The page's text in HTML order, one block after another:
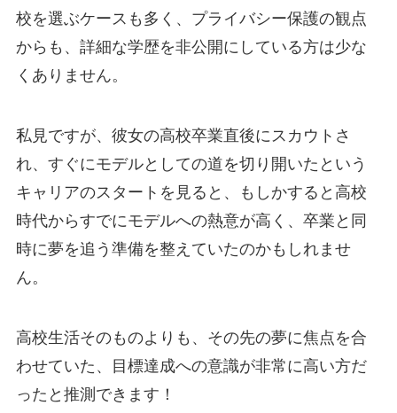
校を選ぶケースも多く、プライバシー保護の観点
からも、詳細な学歴を非公開にしている方は少な
くありません。
私見ですが、彼女の高校卒業直後にスカウトさ
れ、すぐにモデルとしての道を切り開いたという
キャリアのスタートを見ると、もしかすると高校
時代からすでにモデルへの熱意が高く、卒業と同
時に夢を追う準備を整えていたのかもしれませ
ん。
高校生活そのものよりも、その先の夢に焦点を合
わせていた、目標達成への意識が非常に高い方だ
ったと推測できます！